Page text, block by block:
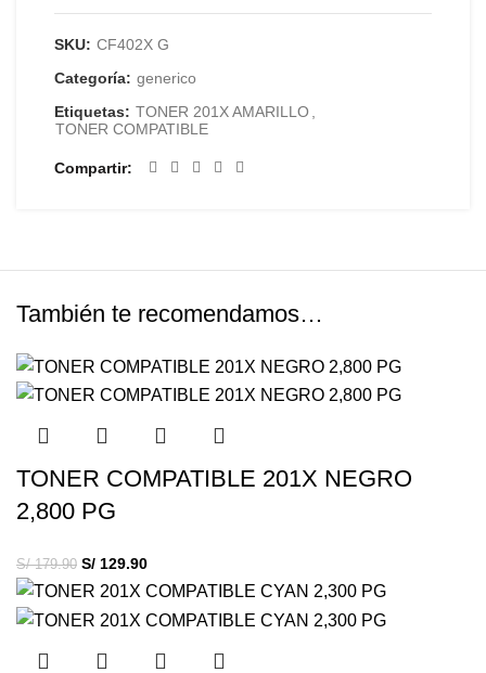
SKU: CF402X G
Categoría: generico
Etiquetas: TONER 201X AMARILLO
TONER COMPATIBLE
Compartir
También te recomendamos…
TONER COMPATIBLE 201X NEGRO
2,800 PG
S/179.90 S/ 129.90